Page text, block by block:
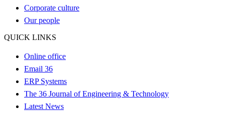
Corporate culture
Our people
QUICK LINKS
Online office
Email 36
ERP Systems
The 36 Journal of Engineering & Technology
Latest News